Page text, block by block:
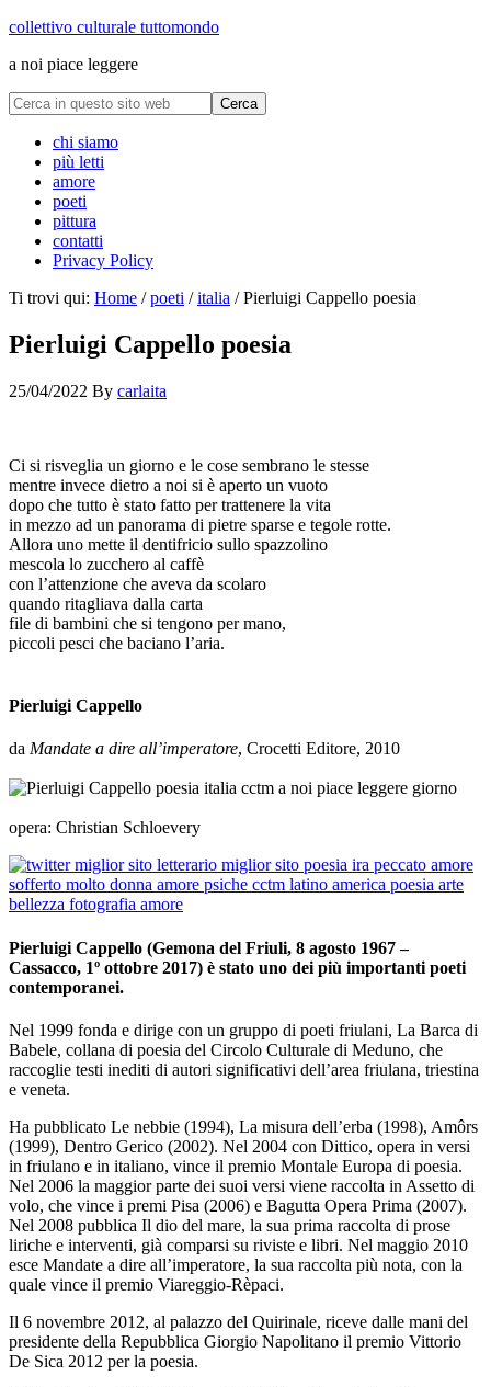
collettivo culturale tuttomondo
a noi piace leggere
chi siamo
più letti
amore
poeti
pittura
contatti
Privacy Policy
Ti trovi qui: Home / poeti / italia /Pierluigi Cappello poesia
Pierluigi Cappello poesia
25/04/2022 By carlaita
Ci si risveglia un giorno e le cose sembrano le stesse
mentre invece dietro a noi si è aperto un vuoto
dopo che tutto è stato fatto per trattenere la vita
in mezzo ad un panorama di pietre sparse e tegole rotte.
Allora uno mette il dentifricio sullo spazzolino
mescola lo zucchero al caffè
con l’attenzione che aveva da scolaro
quando ritagliava dalla carta
file di bambini che si tengono per mano,
piccoli pesci che baciano l’aria.
Pierluigi Cappello
da Mandate a dire all’imperatore, Crocetti Editore, 2010
opera: Christian Schloevery
Pierluigi Cappello (Gemona del Friuli, 8 agosto 1967 –
Cassacco, 1º ottobre 2017) è stato uno dei più importanti poeti
contemporanei.
Nel 1999 fonda e dirige con un gruppo di poeti friulani, La Barca di
Babele, collana di poesia del Circolo Culturale di Meduno, che
raccoglie testi inediti di autori significativi dell’area friulana, triestina
e veneta.
Ha pubblicato Le nebbie (1994), La misura dell’erba (1998), Amôrs
(1999), Dentro Gerico (2002). Nel 2004 con Dittico, opera in versi
in friulano e in italiano, vince il premio Montale Europa di poesia.
Nel 2006 la maggior parte dei suoi versi viene raccolta in Assetto di
volo, che vince i premi Pisa (2006) e Bagutta Opera Prima (2007).
Nel 2008 pubblica Il dio del mare, la sua prima raccolta di prose
liriche e interventi, già comparsi su riviste e libri. Nel maggio 2010
esce Mandate a dire all’imperatore, la sua raccolta più nota, con la
quale vince il premio Viareggio-Rèpaci.
Il 6 novembre 2012, al palazzo del Quirinale, riceve dalle mani del
presidente della Repubblica Giorgio Napolitano il premio Vittorio
De Sica 2012 per la poesia.